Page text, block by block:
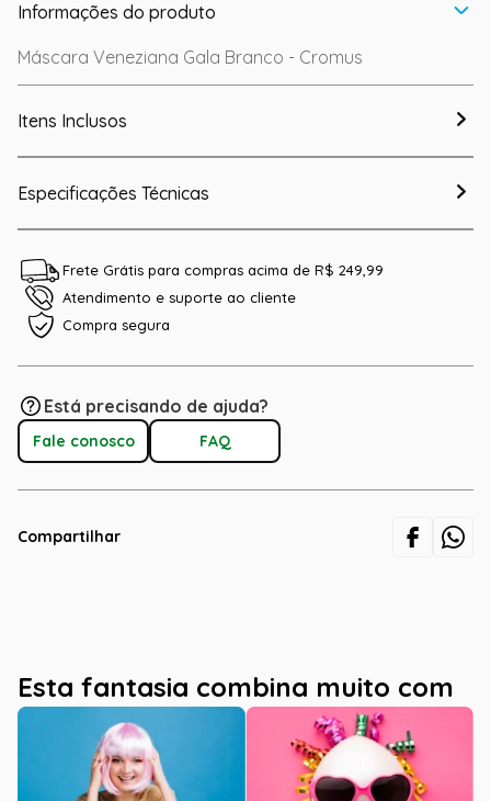
Informações do produto
Máscara Veneziana Gala Branco - Cromus
Itens Inclusos
Especificações Técnicas
Frete Grátis para compras acima de R$ 249,99
Atendimento e suporte ao cliente
Compra segura
Está precisando de ajuda?
Fale conosco FAQ
Compartilhar
Esta fantasia combina muito com